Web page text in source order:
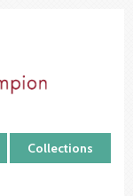
Collections